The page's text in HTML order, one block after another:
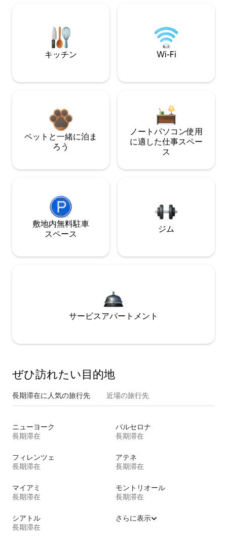
キッチン Wi-Fi
ペットと一緒に泊ま
ろう
ノートパソコン使用
に適した仕事スペー
ス
敷地内無料駐⁠車
ス⁠ペ⁠ー⁠ス
ジム
サービスアパートメント
ぜひ訪⁠れ⁠た⁠い目⁠的⁠地
長期滞在に人気の旅行先 近場の旅行先
ニューヨーク
長期滞在
バルセロナ
長期滞在
フィレンツェ
長期滞在
アテネ
長期滞在
マイアミ
長期滞在
モントリオール
長期滞在
シアトル
長期滞在
さらに表示